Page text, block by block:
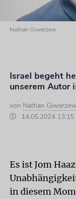
Nathan Giwerzew
Israel begeht
unserem Autor
von Nathan Giwerzew
14.05.2024
Es ist Jom
in diesem